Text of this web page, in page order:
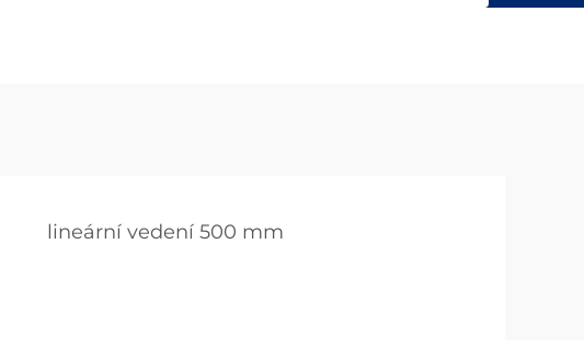
lineární vedení 500 mm